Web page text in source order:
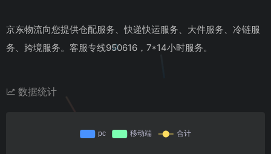
京东物流向您提供仓配服务、快递快运服务、大件服务、冷链服
务、跨境服务。客服专线950616，7*14小时服务。
数据统计